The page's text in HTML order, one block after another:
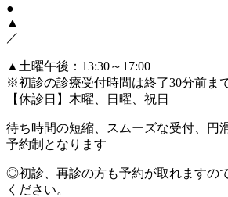
●
▲
／
▲ 土曜午後：13:30～17:00
※初診の診療受付時間は終了30分前ま
【休診日】木曜、日曜、祝日
待ち時間の短縮、スムーズな受付、円
予約制となります
◎初診、再診の方も予約が取れますの
ください。